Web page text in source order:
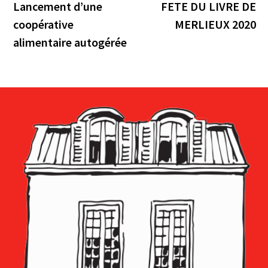
de
l’article
précédente :
Lancement d’une
coopérative
alimentaire autogérée
FETE DU LIVRE DE
MERLIEUX 2020